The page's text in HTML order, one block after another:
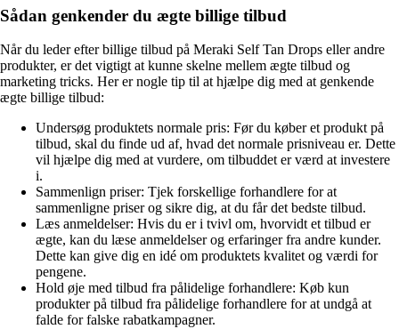
Sådan genkender du ægte billige tilbud
Når du leder efter billige tilbud på Meraki Self Tan Drops eller andre
produkter, er det vigtigt at kunne skelne mellem ægte tilbud og
marketing tricks. Her er nogle tip til at hjælpe dig med at genkende
ægte billige tilbud:
Undersøg produktets normale pris: Før du køber et produkt på
tilbud, skal du finde ud af, hvad det normale prisniveau er. Dette
vil hjælpe dig med at vurdere, om tilbuddet er værd at investere
i.
Sammenlign priser: Tjek forskellige forhandlere for at
sammenligne priser og sikre dig, at du får det bedste tilbud.
Læs anmeldelser: Hvis du er i tvivl om, hvorvidt et tilbud er
ægte, kan du læse anmeldelser og erfaringer fra andre kunder.
Dette kan give dig en idé om produktets kvalitet og værdi for
pengene.
Hold øje med tilbud fra pålidelige forhandlere: Køb kun
produkter på tilbud fra pålidelige forhandlere for at undgå at
falde for falske rabatkampagner.